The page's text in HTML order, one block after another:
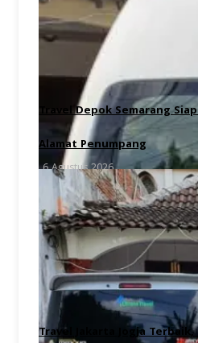
Travel Depok Semarang
Alamat Penumpang
6 Agustus 2026
Travel Jakarta Jogja